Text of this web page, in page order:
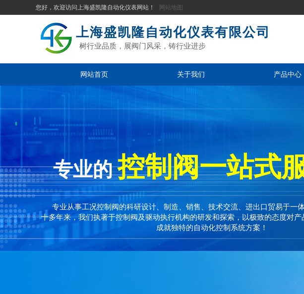
您好，欢迎访问上海盛凯隆自动化仪表网站！ 网站地图
上海盛凯隆自动化仪表有限公司
树行业品质，展阀门风采，铸行业进步
网站首页 关于我们 产品中心
专业的控制阀一站式
专业从事工况控制阀的科研设计、制造、销售、技术交流、进出口贸易于一
十多年来，我们执著于控制阀及驱动执行机构的研发和探索，以极致的态度对产
成就独特的自动化控制系统方案！